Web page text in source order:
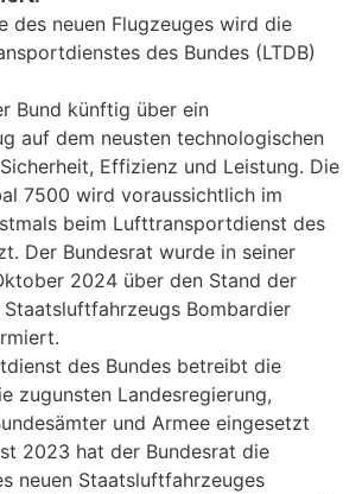
des neuen Flugzeuges wird die
des Bundes (LTDB)
Bund künftig über ein
auf dem neusten technologischen
Effizienz und Leistung. Die
7500 wird voraussichtlich im
beim Lufttransportdienst des
Der Bundesrat wurde in seiner
2024 über den Stand der
Bombardier
des Bundes betreibt die
zugunsten Landesregierung,
und Armee eingesetzt
2023 hat der Bundesrat die
neuen Staatsluftfahrzeuges